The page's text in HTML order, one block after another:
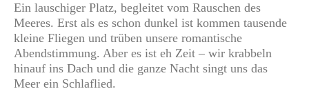
Ein lauschiger Platz, begleitet vom Rauschen des
Meeres. Erst als es schon dunkel ist kommen tausende
kleine Fliegen und trüben unsere romantische
Abendstimmung. Aber es ist eh Zeit – wir krabbeln
hinauf ins Dach und die ganze Nacht singt uns das
Meer ein Schlaflied.